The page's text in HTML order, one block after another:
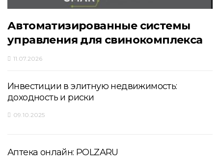
Автоматизированные системы
управления для свинокомплекса
11.07.2026
Инвестиции в элитную недвижимость:
доходность и риски
09.10.2025
Аптека онлайн: POLZARU